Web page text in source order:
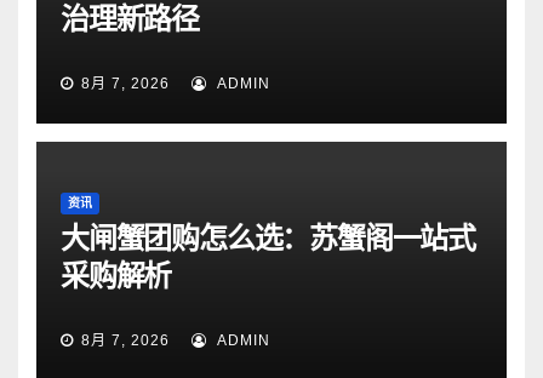
治理新路径
8月 7, 2026 ADMIN
资讯
大闸蟹团购怎么选：苏蟹阁一站式
采购解析
8月 7, 2026 ADMIN